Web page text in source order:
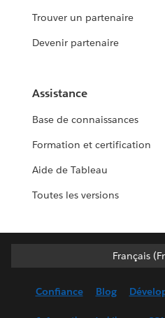
Trouver un partenaire
Devenir partenaire
Assistance
Base de connaissances
Formation et certification
Aide de Tableau
Toutes les versions
Français
Français
English
Confiance Blog